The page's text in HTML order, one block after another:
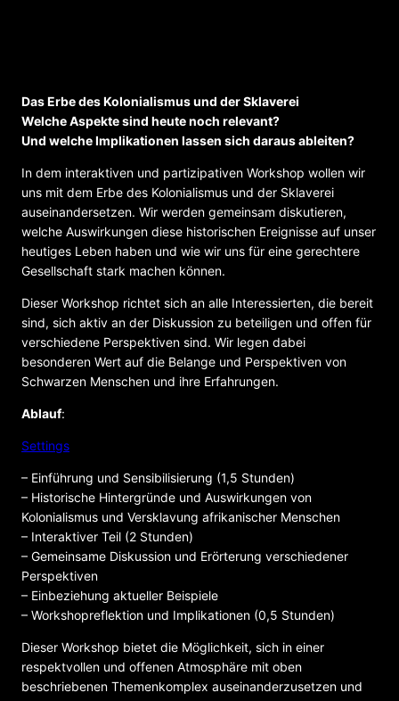
Das Erbe des Kolonialismus und der Sklaverei
Welche Aspekte sind heute noch relevant?
Und welche Implikationen lassen sich daraus ableiten?
In dem interaktiven und partizipativen Workshop wollen wir
uns mit dem Erbe des Kolonialismus und der Sklaverei
auseinandersetzen. Wir werden gemeinsam diskutieren,
welche Auswirkungen diese historischen Ereignisse auf unser
heutiges Leben haben und wie wir uns für eine gerechtere
Gesellschaft stark machen können.
Dieser Workshop richtet sich an alle Interessierten, die bereit
sind, sich aktiv an der Diskussion zu beteiligen und offen für
verschiedene Perspektiven sind. Wir legen dabei
besonderen Wert auf die Belange und Perspektiven von
Schwarzen Menschen und ihre Erfahrungen.
Ablauf:
Settings
– Einführung und Sensibilisierung (1,5 Stunden)
– Historische Hintergründe und Auswirkungen von
Kolonialismus und Versklavung afrikanischer Menschen
– Interaktiver Teil (2 Stunden)
– Gemeinsame Diskussion und Erörterung verschiedener
Perspektiven
– Einbeziehung aktueller Beispiele
– Workshopreflektion und Implikationen (0,5 Stunden)
Dieser Workshop bietet die Möglichkeit, sich in einer
respektvollen und offenen Atmosphäre mit oben
beschriebenen Themenkomplex auseinanderzusetzen und